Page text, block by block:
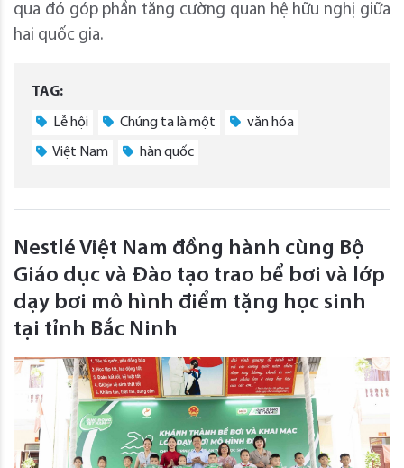
qua đó góp phần tăng cường quan hệ hữu nghị giữa
hai quốc gia.
TAG:
Lễ hội Chúng ta là một văn hóa
Việt Nam hàn quốc
Nestlé Việt Nam đồng hành cùng Bộ
Giáo dục và Đào tạo trao bể bơi và lớp
dạy bơi mô hình điểm tặng học sinh
tại tỉnh Bắc Ninh